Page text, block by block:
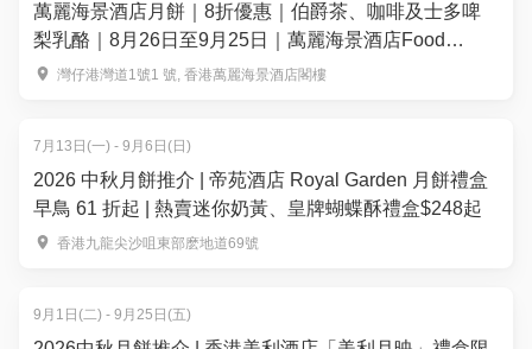
萬麗海景酒店月餅｜8折優惠｜伯爵茶、咖啡及士多啤
梨乳酪｜8月26日至9月25日｜萬麗海景酒店Food
Studio
灣仔港灣道1號1 號, 香港萬麗海景酒店閣樓
7月13日(一) - 9月6日(日)
2026 中秋月餅推介 | 帝苑酒店 Royal Garden 月餅禮盒
早鳥 61 折起 | 熱賣迷你奶黃、皇牌蝴蝶酥禮盒$248起
香港九龍尖沙咀東部麽地道69號
9月1日(二) - 9月25日(五)